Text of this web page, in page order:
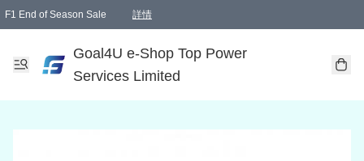
F1 End of Season Sale 詳情
Goal4U e-Shop Top Power
Services Limited